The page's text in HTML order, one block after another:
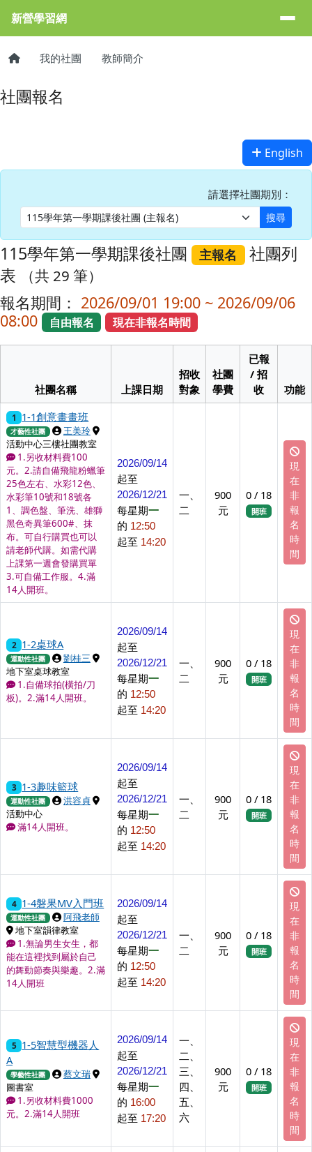
新營學習網
導覽列
新營學習網
回首頁我的社團 教師簡介
社團報名
English
請選擇社團期別：
搜尋
115學年第一學期課後社團 主報名
社團列
表
（共 29 筆）
報名期間： 2026/09/01 19:00 ~ 2026/09/06
08:00
自由報名 現在非報名時間
社團名稱 上課日期
招收
對象
社團
學費
已報
/ 招
收
功能
1 1-1創意畫畫班
才藝性社團 上課講師
王美玲
上課地點
活動中心三樓社團教室
1.另收材料費100
元。2.請自備飛龍粉蠟筆
25色左右、水彩12色、
水彩筆10號和18號各
1、調色盤、筆洗、雄獅
黑色奇異筆600#、抹
布。可自行購買也可以
請老師代購。如需代購
上課第一週會發購買單
3.可自備工作服。4.滿
14人開班。
2026/09/14
起至
2026/12/21
每星期一
的 12:50
起至 14:20
一、
二
900
元
0 / 18
開班
現
在
非
報
名
時
間
2 1-2桌球A
運動性社團 上課講師
劉桂三
上課地點
地下室桌球教室
1.自備球拍(橫拍/刀
板)。2.滿14人開班。
2026/09/14
起至
2026/12/21
每星期一
的 12:50
起至 14:20
一、
二
900
元
0 / 18
開班
現
在
非
報
名
時
間
3 1-3趣味籃球
運動性社團 上課講師
洪容貞
上課地點
活動中心
滿14人開班。
2026/09/14
起至
2026/12/21
每星期一
的 12:50
起至 14:20
一、
二
900
元
0 / 18
開班
現
在
非
報
名
時
間
4 1-4磐果MV入門班
運動性社團 上課講師
阿飛老師
上課地點
地下室韻律教室
1.無論男生女生，都
能在這裡找到屬於自己
的舞動節奏與樂趣。2.滿
14人開班
2026/09/14
起至
2026/12/21
每星期一
的 12:50
起至 14:20
一、
二
900
元
0 / 18
開班
現
在
非
報
名
時
間
5 1-5智慧型機器人
A
學藝性社團 上課講師
蔡文瑞
上課地點
圖書室
1.另收材料費1000
元。2.滿14人開班
2026/09/14
起至
2026/12/21
每星期一
的 16:00
起至 17:20
一、
二、
三、
四、
五、
六
900
元
0 / 18
開班
現
在
非
報
名
時
間